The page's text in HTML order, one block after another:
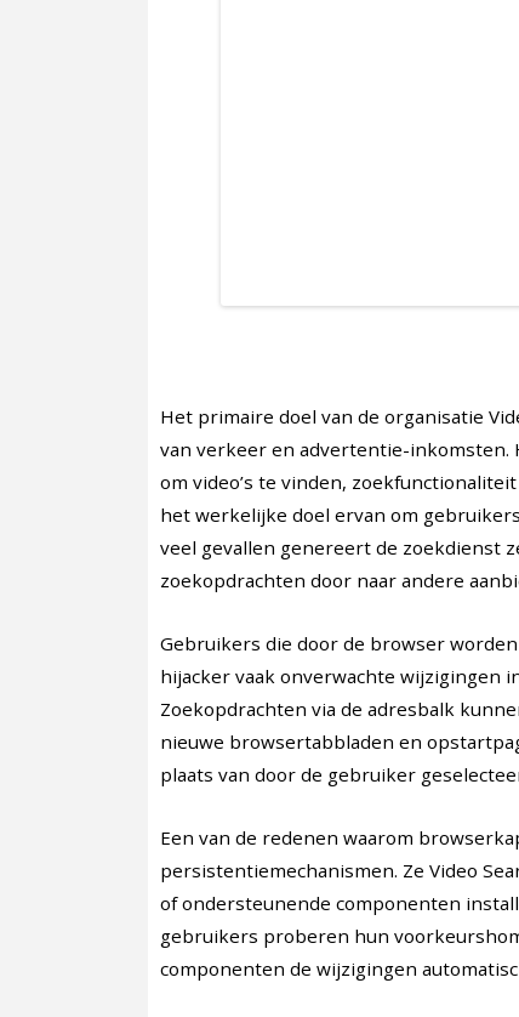
Het primaire doel van de organisatie
van verkeer en advertentie-
om video’s te vinden,
het werkelijke doel ervan om
veel gevallen genereert de zoekdienst
zoekopdrachten door naar andere
Gebruikers die door de browser
hijacker vaak onverwachte wijzigingen
Zoekopdrachten via de adresbalk
nieuwe browsertabbladen en
plaats van door de gebruiker
Een van de redenen waarom
persistentiemechanismen. Ze Video
of ondersteunende componenten
gebruikers proberen hun
componenten de wijzigingen